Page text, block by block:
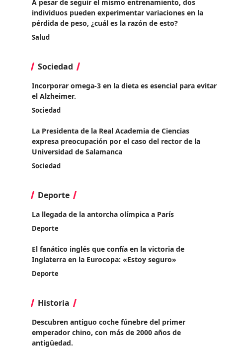
A pesar de seguir el mismo entrenamiento, dos
individuos pueden experimentar variaciones en la
pérdida de peso, ¿cuál es la razón de esto?
Salud
Sociedad
Incorporar omega-3 en la dieta es esencial para evitar
el Alzheimer.
Sociedad
La Presidenta de la Real Academia de Ciencias
expresa preocupación por el caso del rector de la
Universidad de Salamanca
Sociedad
Deporte
La llegada de la antorcha olímpica a París
Deporte
El fanático inglés que confía en la victoria de
Inglaterra en la Eurocopa: «Estoy seguro»
Deporte
Historia
Descubren antiguo coche fúnebre del primer
emperador chino, con más de 2000 años de
antigüedad.